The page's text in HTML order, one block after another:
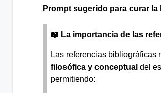
Prompt sugerido para curar
📖 La importancia de las
Las referencias bibliográficas
filosófica y conceptual del
permitiendo: